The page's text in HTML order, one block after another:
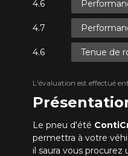
Le pneu d'été
permettra à votre
il saura vous
Tenue de
L'évaluation est effectué